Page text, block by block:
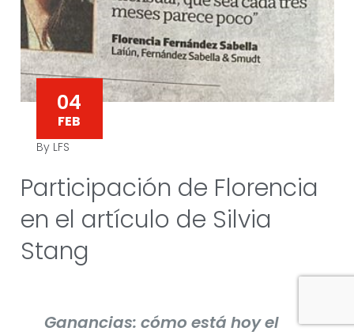
04
FEB
By LFS
Participación de Florencia
en el artículo de Silvia
Stang
Ganancias: cómo está hoy el